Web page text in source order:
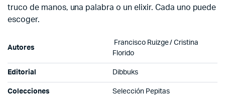
truco de manos, una palabra o un elixir. Cada uno puede
escoger.
Autores
Francisco Ruizge /Cristina
Florido
Editorial Dibbuks
Colecciones Selección Pepitas